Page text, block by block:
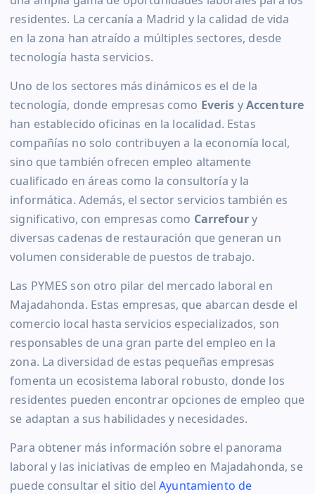
residentes. La cercanía a Madrid y la calidad de vida
en la zona han atraído a múltiples sectores, desde
tecnología hasta servicios.
Uno de los sectores más dinámicos es el de la
tecnología, donde empresas como Everis yAccenture
han establecido oficinas en la localidad. Estas
compañías no solo contribuyen a la economía local,
sino que también ofrecen empleo altamente
cualificado en áreas como la consultoría y la
informática. Además, el sector servicios también es
significativo, con empresas como Carrefoury
diversas cadenas de restauración que generan un
volumen considerable de puestos de trabajo.
Las PYMES son otro pilar del mercado laboral en
Majadahonda. Estas empresas, que abarcan desde el
comercio local hasta servicios especializados, son
responsables de una gran parte del empleo en la
zona. La diversidad de estas pequeñas empresas
fomenta un ecosistema laboral robusto, donde los
residentes pueden encontrar opciones de empleo que
se adaptan a sus habilidades y necesidades.
Para obtener más información sobre el panorama
laboral y las iniciativas de empleo en Majadahonda, se
puede consultar el sitio delAyuntamiento de